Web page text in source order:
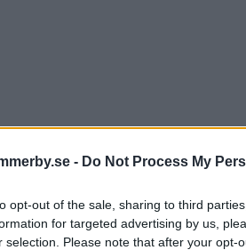
- Do Not Process My
opt-out of the sale, sharing to third
for targeted advertising by us,
selection. Please note that after your opt-
Vimmerbypolisen